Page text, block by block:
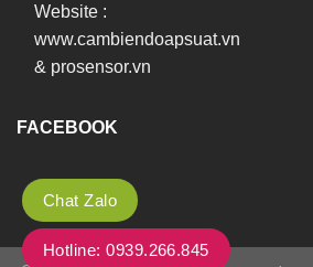
Website :
www.cambiendoapsuat.vn
& prosensor.vn
FACEBOOK
Chat Zalo
Hotline: 0939.266.845